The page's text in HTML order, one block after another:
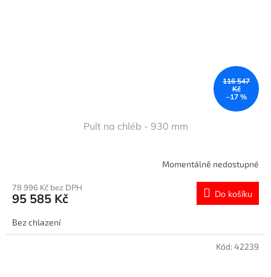
116 547
Kč
–17 %
Pult na chléb - 930 mm
Momentálně nedostupné
78 996 Kč bez DPH
95 585 Kč Do košíku
Bez chlazení
Kód:42239